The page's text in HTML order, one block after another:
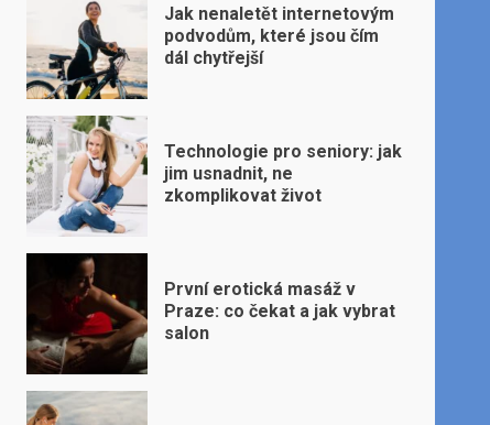
Jak nenaletět internetovým
podvodům, které jsou čím
dál chytřejší
Technologie pro seniory: jak
jim usnadnit, ne
zkomplikovat život
První erotická masáž v
Praze: co čekat a jak vybrat
salon